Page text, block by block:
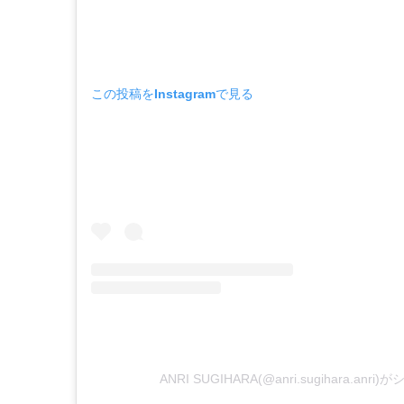
この投稿をInstagramで見る
ANRI SUGIHARA(@anri.sugihara.anri)が